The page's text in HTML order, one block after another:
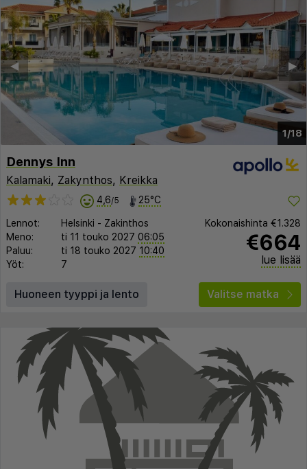
1/18
▶︎
◀︎
Dennys Inn
Kalamaki, Zakynthos, Kreikka
4,6/5 25°C
Lennot: Helsinki - Zakinthos
Meno:
ti 11 touko 2027 06:05
Paluu:
ti 18 touko 2027 10:40
Yöt:
7
Kokonaishinta €1.328
€664
lue lisää
Huoneen tyyppi ja lento Valitse matka